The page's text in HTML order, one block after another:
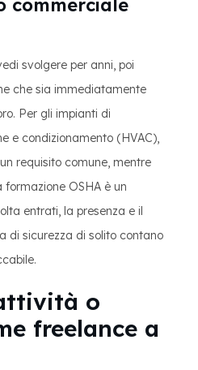
commerciale
svolgere per anni, poi
che sia immediatamente
Per gli impianti di
e condizionamento (HVAC),
requisito comune, mentre
formazione OSHA è un
entrati, la presenza e il
di sicurezza di solito contano
o
freelance a